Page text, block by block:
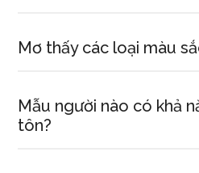
Mơ thấy các loại màu
Mẫu người nào có khả
tôn?